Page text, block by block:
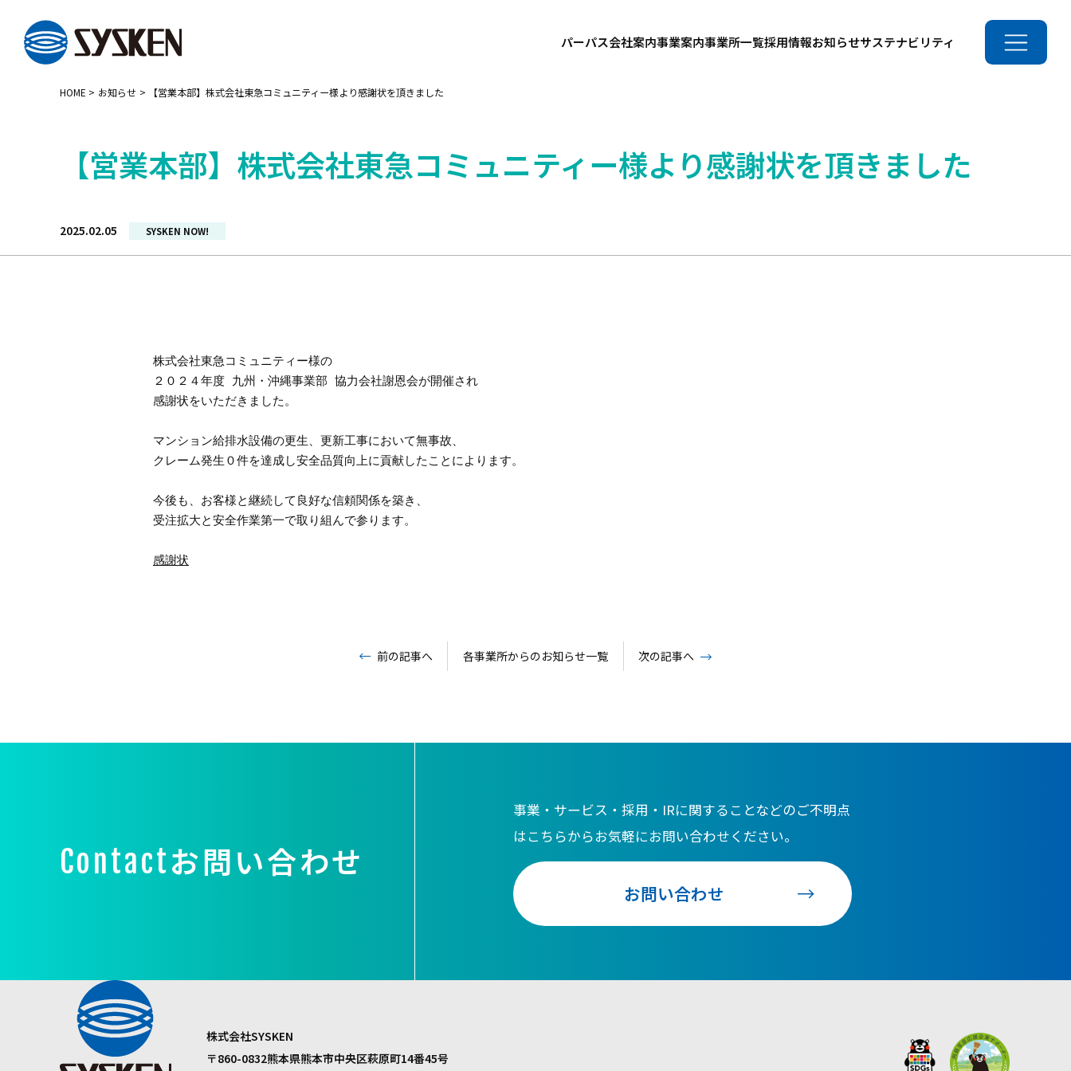
パーパス会社案内事業案内事業所一覧採用情報お知らせサステナビリティ
HOME お知らせ 【営業本部】株式会社東急コミュニティー様より感謝状を頂きました
【営業本部】株式会社東急コミュニティー様より感謝状を頂きました
2025.02.05
テ
SYSKEN NOW!
株式会社東急コミュニティー様の
２０２４年度 九州・沖縄事業部 協力会社謝恩会が開催され
感謝状をいただきました。
マンション給排水設備の更生、更新工事において無事故、
クレーム発生０件を達成し安全品質向上に貢献したことによります。
今後も、お客様と継続して良好な信頼関係を築き、
受注拡大と安全作業第一で取り組んで参ります。
感謝状
前の記事へ 次の記事へ
各事業所からのお知らせ一覧
Contactお問い合わせ
事業・サービス・採用・IRに関することなどのご不明点
はこちらからお気軽にお問い合わせください。
お問い合わせ
株式会社SYSKEN
〒860-0832熊本県熊本市中央区萩原町14番45号